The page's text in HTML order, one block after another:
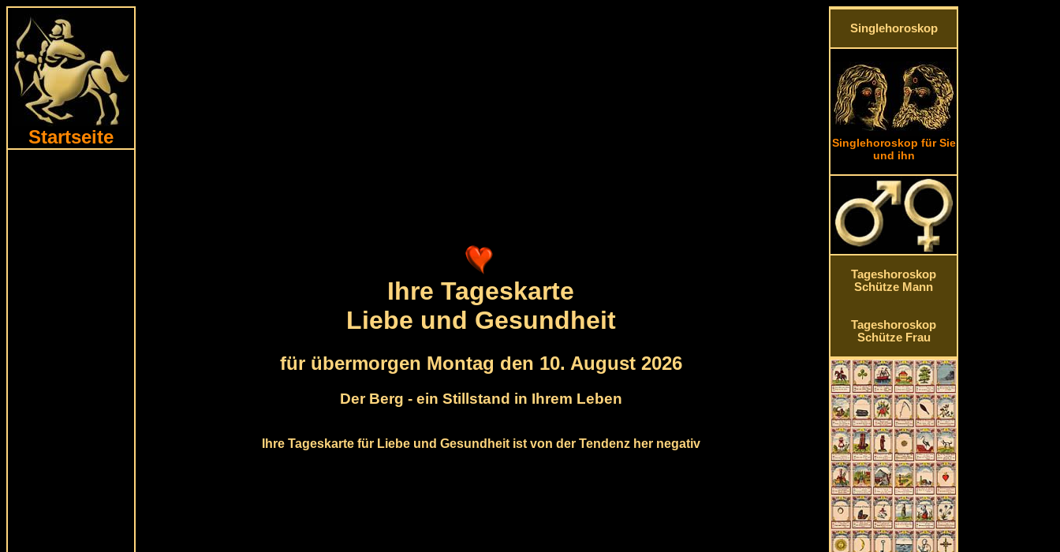
Startseite
Ihre Tageskarte
Liebe und Gesundheit
für übermorgen Montag den 10. August 2026
Der Berg - ein Stillstand in Ihrem Leben
Ihre Tageskarte für Liebe und Gesundheit ist von der Tendenz her negativ
Singlehoroskop
Singlehoroskop für Sie
und ihn
Tageshoroskop
Schütze Mann
Tageshoroskop
Schütze Frau